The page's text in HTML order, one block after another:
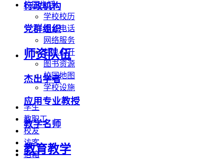
校园生活
学校校历
办公电话
网络服务
信息公开
图书资源
校园地图
学校设施
学生
教职工
校友
访客
信箱
行政机构
党群组织
师资队伍
杰出学者
应用专业教授
教学名师
教育教学